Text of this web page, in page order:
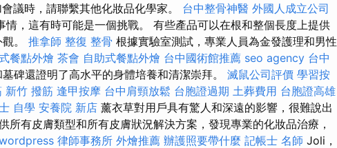
議時，請聯繫其他化妝品化學家。 台中整骨神醫 外國人成立公司
情，這有時可能是一個挑戰。 有些產品可以在根和整個長度上提供
。 推拿師 整復 整骨 根據實驗室測試，專業人員為金發護理和男性
餐點外燴 茶會 自助式餐點外燴 台中國術館推薦 seo agency 台中
碑還證明了高水平的身體培養和清潔崇拜。 滅鼠公司評價 學習按
新竹 撥筋 逢甲按摩 台中肩頸放鬆 台胞證過期 土葬費用 台胞證高雄
自學 安養院 新店 薰衣草對用戶具有驚人和深遠的影響，很難說出
所有皮膚類型和所有皮膚狀況解決方案，發現專業的化妝品治療，
律師事務所 外燴推薦 辦護照要帶什麼 記帳士 名師 Joli，